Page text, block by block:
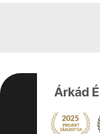
Árkád